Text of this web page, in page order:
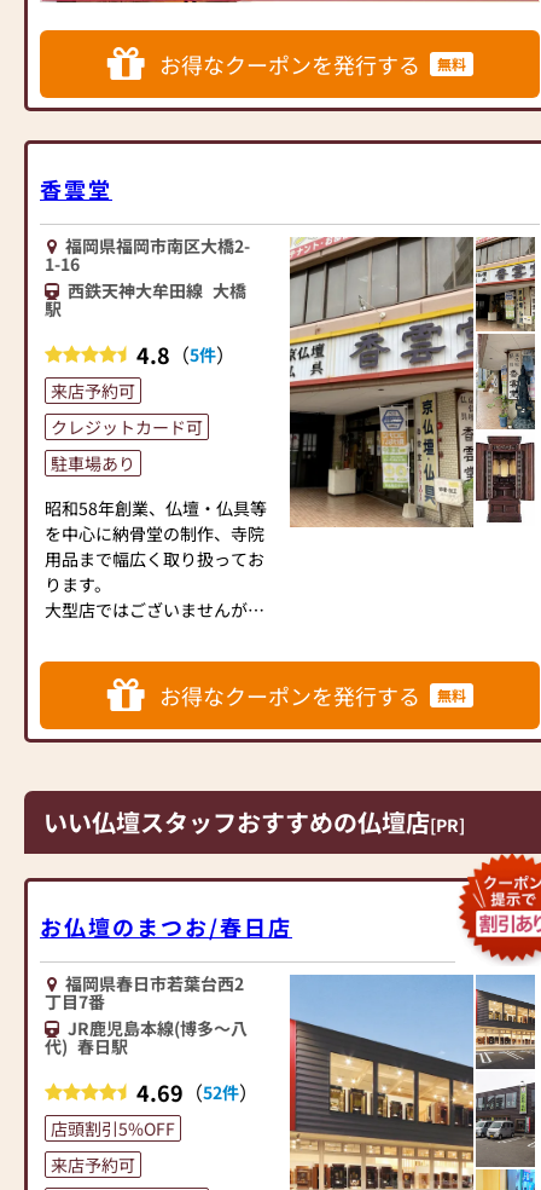
国内130店舗以上のスケールメ
リットと東証上場の信頼。創
業以来、親切・丁寧な説明と
基のお仏壇、約3,000基のお墓
はせがわ」では、さまざまな
供養（対話の場づくり）の形
をご提案しております。ご自
身、ご家族にあった供養の形
について、迷うことや、お困
りのことなどございました
ら、ぜひ、お気軽にご相談く
ださい。店内にはお仏壇・お
仏具・お位牌・お線香・お念
珠等、豊富にご用意しており
ます。1,000種類以上の組み合
わせの中からお客様に合った
お仏壇・お仏具をご提案いた
します。
≪「カリモク家具」との協同
開発≫
モク家具」との協同開発で、
現代の住宅にあったモダンな
お仏壇を作っています。他に
ンがあり、祈る人と偲ぶ人を
つなぐ新しいカタチを提案し
ます。
案内≫
●仏壇・仏具・お墓・相続・
遺品整理のご相談
●ご来店予約(ページ内の「来
店予約ボタン」からお申込く
ださい)
●お電話(ご相談や商品のご注
文を承ります。お電話時に
「いい仏壇を見た」とお伝え
ください)
お得なクーポンを発行する 無料
香雲堂
福岡県福岡市南区大橋2-
1-16
西鉄天神大牟田線 大橋
駅
4.8 （5件）
来店予約可
クレジットカード可
駐車場あり
昭和58年創業、仏壇・仏具等
を中心に納骨堂の制作、寺院
用品まで幅広く取り扱ってお
ります。
大型店ではございませんが、
がらの常連様や長いお付き合
いをさせて頂いているお客様
も多数いらっしゃいます。
皆さまのご来店を心よりお待
お得なクーポンを発行する 無料
いい仏壇スタッフおすすめの仏壇店[PR]
お仏壇のまつお/春日店
福岡県春日市若葉台西2
丁目7番
JR鹿児島本線(博多～八
代) 春日駅
4.69 （52件）
店頭割引5%OFF
来店予約可